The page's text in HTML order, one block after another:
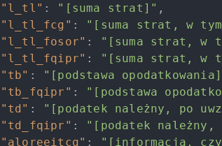
"l_tl" : "[suma strat]" ,
"l_tl_fcg" : "[suma strat, w
"l_tl_fosor" : "[suma strat, w
"l_tl_fqipr" : "[suma strat, w
"tb" : "[podstawa
"tb_fqipr" :
"[podstawa
"td" :
"[podatek należny, po
"td_fqipr" :
"[podatek należny,
"aloreeitcg" : "[informacja, czy